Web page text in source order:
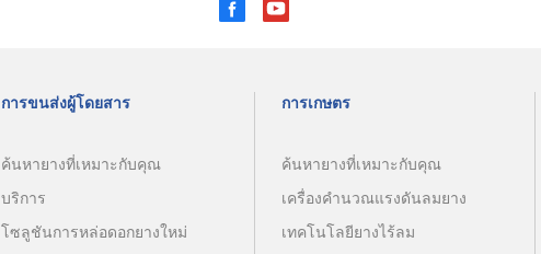
การขนส่งผู้โดยสาร
ค้นหายางที่เหมาะกับคุณ
บริการ
โซลูชันการหล่อดอกยางใหม่
การเกษตร
ค้นหายางที่เหมาะกับคุณ
เครื่องคำนวณแรงดันลมยาง
เทคโนโลยียางไร้ลม